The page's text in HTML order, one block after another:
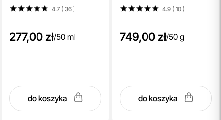
4.7 ( 36)
277,00 zł/50 ml
do koszyka
4.9 ( 10)
749,00 zł/50 g
do koszyka